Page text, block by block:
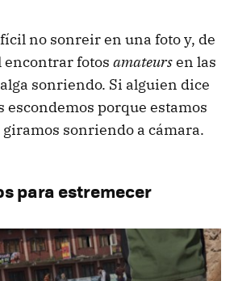
no sonreir en una foto y, de
encontrar fotos amateursen las
sonriendo. Si alguien dice
escondemos porque estamos
sonriendo a cámara.
para estremecer